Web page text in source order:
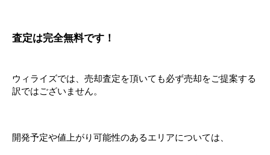
査定は完全無料です！
ウィライズでは、売却査定を頂いても必ず売却をご提案する
訳ではございません。
開発予定や値上がり可能性のあるエリアについては、